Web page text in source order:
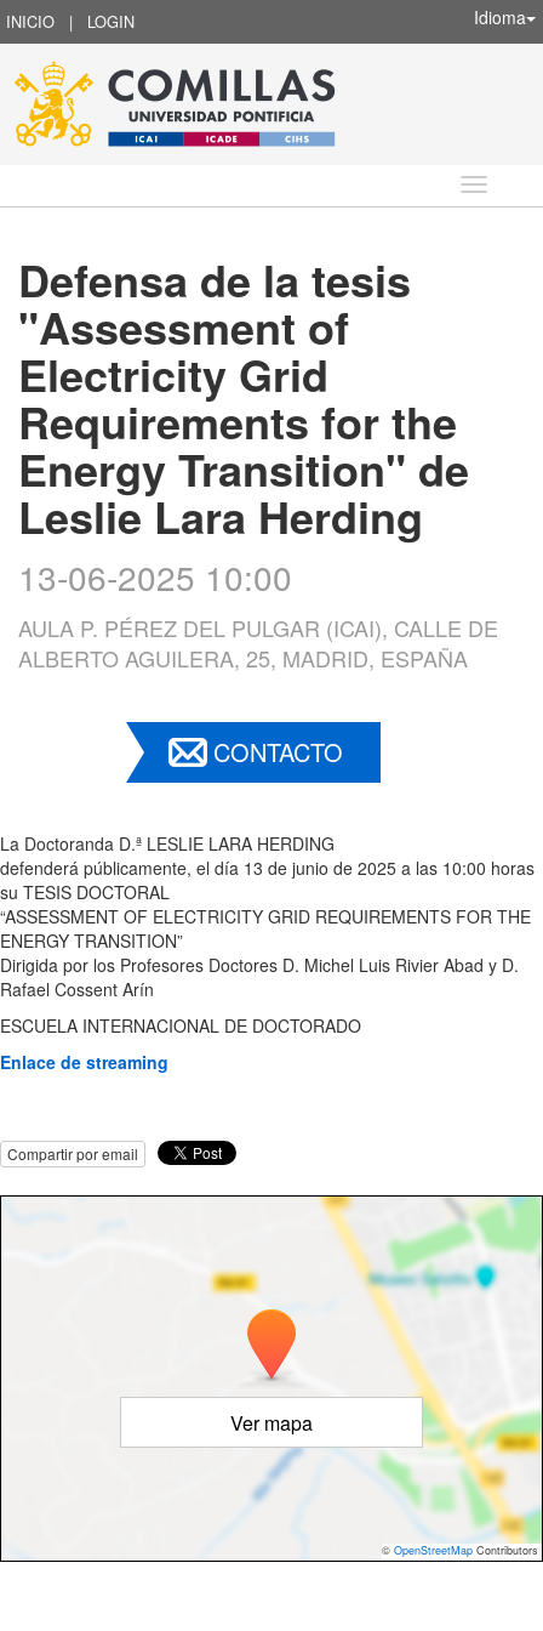
INICIO | LOGIN Idioma
Idioma
Defensa de la tesis
"Assessment of
Electricity Grid
Requirements for the
Energy Transition" de
Leslie Lara Herding
13-06-2025 10:00
AULA P. PÉREZ DEL PULGAR (ICAI), CALLE DE
ALBERTO AGUILERA, 25, MADRID, ESPAÑA
CONTACTO
La Doctoranda D.ª LESLIE LARA HERDING
defenderá públicamente, el día 13 de junio de 2025 a las 10:00 horas
su TESIS DOCTORAL
“ASSESSMENT OF ELECTRICITY GRID REQUIREMENTS FOR THE
ENERGY TRANSITION”
Dirigida por los Profesores Doctores D. Michel Luis Rivier Abad y D.
Rafael Cossent Arín
ESCUELA INTERNACIONAL DE DOCTORADO
Enlace de streaming
Compartir por email
Ver mapa
© OpenStreetMap Contributors